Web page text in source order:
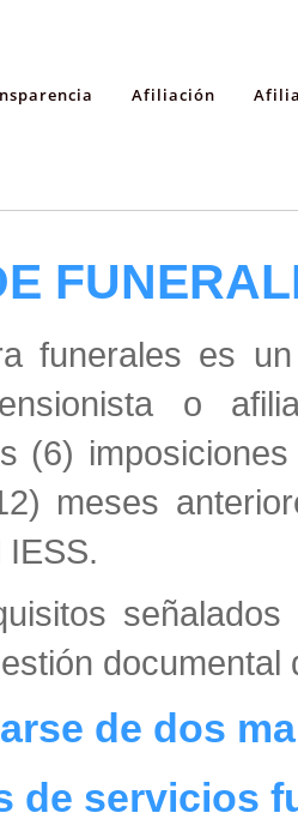
Afiliación
funerales es
o
(6)
meses
IESS.
documental
de dos
de servicios